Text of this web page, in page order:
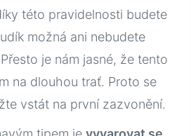
této pravidelnosti budete
možná ani nebudete
je nám jasné, že tento
na dlouhou trať. Proto se
vstát na první zazvonění.